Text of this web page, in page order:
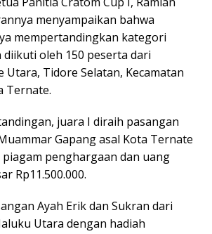
menyampaikan bahwa
mempertandingkan kategori
oleh 150 peserta dari
Utara, Tidore Selatan, Kecamatan
Ternate.
juara I diraih pasangan
Gapang asal Kota Ternate
penghargaan dan uang
Rp11.500.000.
Ayah Erik dan Sukran dari
Utara dengan hadiah